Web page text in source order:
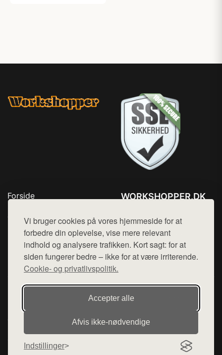
Vi bruger cookies på vores hjemmeside for at
forbedre din oplevelse, vise mere relevant
indhold og analysere trafikken. Kort sagt: for at
siden fungerer bedre – ikke for at være irriterende.
Cookie- og privatlivspolitik.
Accepter alle
Afvis ikke‑nødvendige
Indstillinger
Forside
Top Rabatter
Kontakt
WORKSHOPPER.DK
Mail: hej@want.dk
Cookie- og privatlivspolitik
Denne side er en del af want.dk, der udgiver en række
hjemmesider med præsentation af forskellige produkter fra
diverse webshops. Der sælges ikke varer fra denne side - vi
henviser til de shops, som sælger varen. Vi har heller ikke
varerne på lager.